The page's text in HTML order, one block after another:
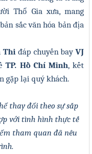
Thổ Gia xưa, mang
sắc văn hóa bản địa
Thi đáp chuyến bay VJ
TP. Hồ Chí Minh, kết
gặp lại quý khách.
thay đổi theo sự sắp
với tình hình thực tế
tham quan đã nêu